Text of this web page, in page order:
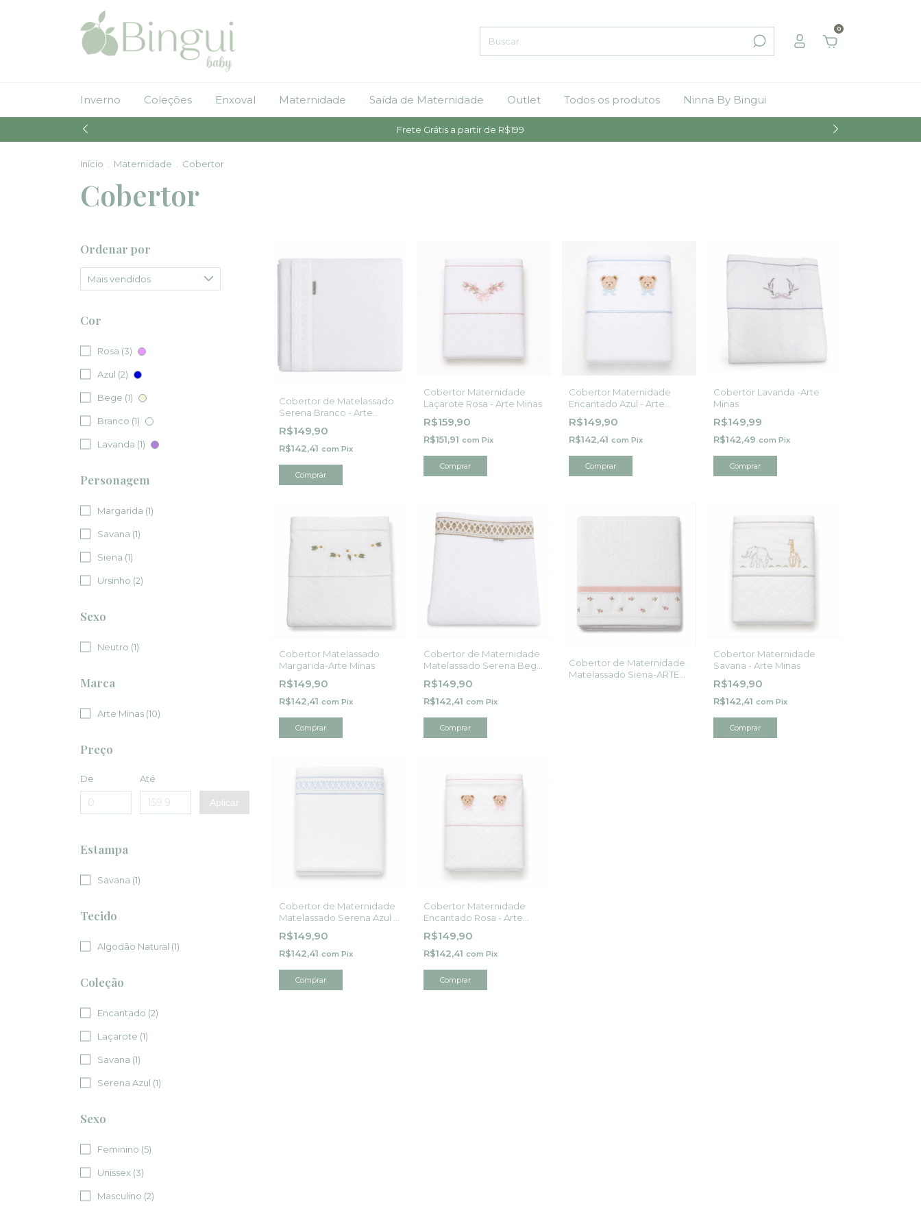
0
Inverno Coleções Enxoval Maternidade Saída de Maternidade Outlet Todos os produtos Ninna By Bingui
Frete Grátis a partir de R$199
Início Maternidade Cobertor
Cobertor
Ordenar por
Cor
Rosa (3)
Azul (2)
Bege (1)
Branco (1)
Lavanda (1)
Personagem
Margarida (1)
Savana (1)
Siena (1)
Ursinho (2)
Sexo
Neutro (1)
Marca
Arte Minas (10)
Preço
De Até
Aplicar
Estampa
Savana (1)
Tecido
Algodão Natural (1)
Coleção
Encantado (2)
Laçarote (1)
Savana (1)
Serena Azul (1)
Sexo
Feminino (5)
Unissex (3)
Masculino (2)
Cobertor de Matelassado
Serena Branco - Arte
Minas
R$149,90
R$142,41 com Pix
Comprar
Cobertor Maternidade
Laçarote Rosa - Arte Minas
R$159,90
R$151,91com Pix
Comprar
Cobertor Maternidade
Encantado Azul - Arte
Minas
R$149,90
R$142,41 com Pix
Comprar
Cobertor Lavanda -Arte
Minas
R$149,99
R$142,49 com Pix
Comprar
Cobertor Matelassado
Margarida-Arte Minas
R$149,90
R$142,41 com Pix
Comprar
Cobertor de Maternidade
Matelassado Serena Bege
- Arte Minas
R$149,90
R$142,41com Pix
Comprar
Cobertor de Maternidade
Matelassado Siena-ARTE
Cobertor Maternidade
Savana - Arte Minas
R$149,90
R$142,41 com Pix
Comprar
Cobertor de Maternidade
Matelassado Serena Azul -
Arte Minas
R$149,90
R$142,41 com Pix
Comprar
Cobertor Maternidade
Encantado Rosa - Arte
Minas
R$149,90
R$142,41com Pix
Comprar